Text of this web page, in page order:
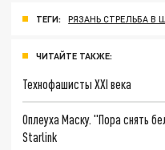
ТЕГИ: РЯЗАНЬ СТРЕЛЬБА В
ЧИТАЙТЕ ТАКЖЕ:
Технофашисты XXI века
Оплеуха Маску. "Пора снять
Starlink